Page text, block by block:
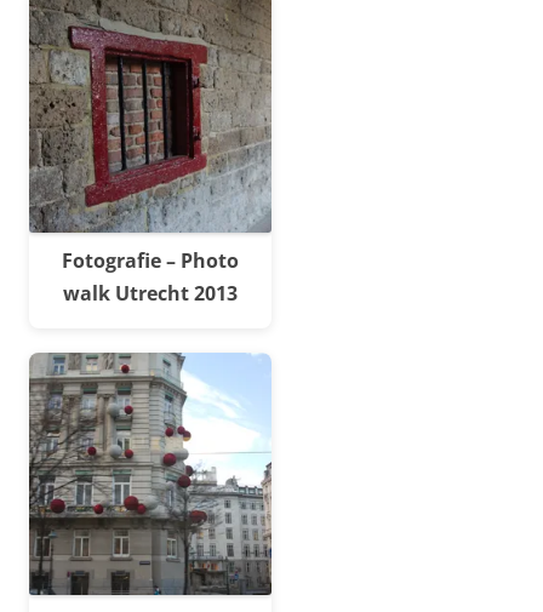
Fotografie – Photo
walk Utrecht 2013